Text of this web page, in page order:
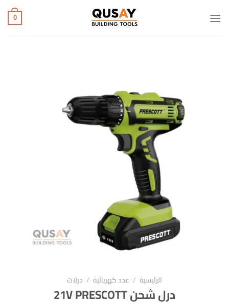
للمحتوى
0
الرئيسية / عدد كهربائية / درلات
درل شحن 21V PRESCOTT